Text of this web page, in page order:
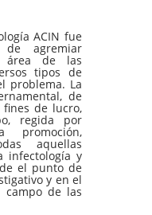
ACIN fue
agremiar
área de las
tipos de
problema. La
de
de lucro,
regida por
promoción,
aquellas
infectología y
el punto de
y en el
de las